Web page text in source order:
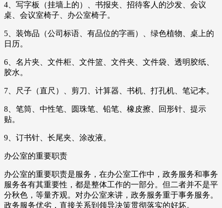
4、写字板（挂墙上的）、书报夹、招待客人的沙发、会议
桌、会议室椅子、办公室椅子。
5、装饰品（公司标语、有品位的字画）、绿色植物、桌上的
日历。
6、名片夹、文件柜、文件篮、文件夹、文件袋、透明胶纸、
胶水。
7、尺子（直尺）、剪刀、计算器、书机、打孔机、笔记本。
8、笔筒、中性笔、圆珠笔、铅笔、橡皮擦、回形针、提示
贴。
9、订书针、长尾夹、涂改液。
办公室的重要职责
办公室的重要职责是服务，在办公室工作中，政务服务和事务
服务各有其重要性，都是整体工作的一部分。但二者并不是平
分秋色，等量齐观。对办公室来讲，政务服务重于事务服务。
政务服务优劣，直接关系到领导决策贯彻落实的好坏。